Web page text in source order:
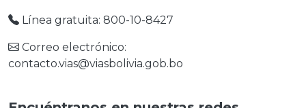
Línea gratuita: 800-10-8427
Correo electrónico:
contacto.vias@viasbolivia.gob.bo